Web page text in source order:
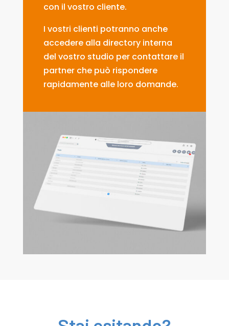
con il vostro cliente.
I vostri clienti potranno anche
accedere alla directory interna
del vostro studio per contattare il
partner che può rispondere
rapidamente alle loro domande.